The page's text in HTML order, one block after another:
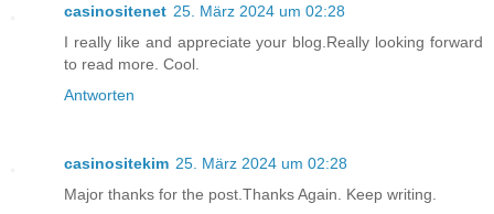
casinositenet 25. März 2024 um 02:28
I really like and appreciate your blog.Really looking forward
to read more. Cool.
Antworten
casinositekim 25. März 2024 um 02:28
Major thanks for the post.Thanks Again. Keep writing.